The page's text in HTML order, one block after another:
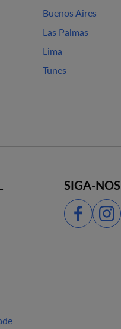
Buenos Aires
Las Palmas
Lima
Tunes
SIGA-